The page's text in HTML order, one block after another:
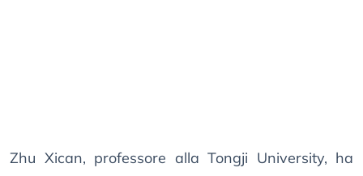
Zhu Xican, professore alla Tongji University, ha